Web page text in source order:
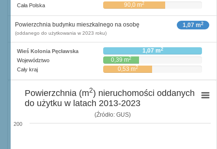
Cała Polska 90,0 m2
1,07 m2
Powierzchnia budynku mieszkalnego na osobę
(oddanego do użytkowania w 2023 roku)
Wieś Kolonia Pęcławska 1,07 m2
Województwo 0,39 m2
Cały kraj 0,53 m2
(Źródło: GUS)
200
Powierzchnia (m2) nieruchomości oddanych
do użytku w latach 2013-2023